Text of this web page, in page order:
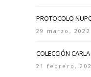
PROTOCOLO
29 marzo, 2022
COLECCIÓN
21 febrero,